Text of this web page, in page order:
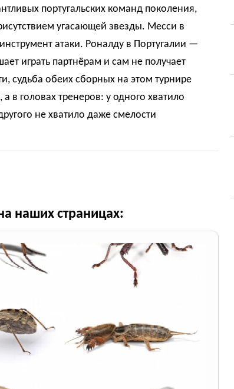
португальских команд поколения,
угасающей звезды. Месси в
атаки. Роналду в Португалии —
играть партнёрам и сам не получает
судьба обеих сборных на этом турнире
в головах тренеров: у одного хватило
не хватило даже смелости
наших страницах: